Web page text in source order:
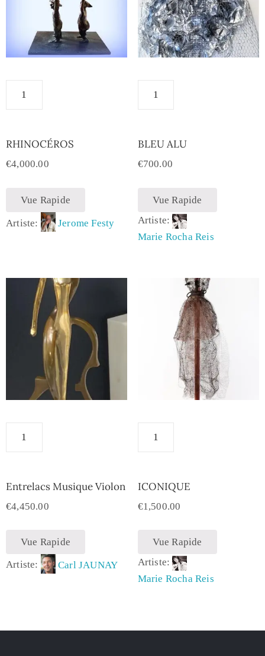
RHINOCÉROS
€4,000.00
Vue Rapide
Artiste: Jerome Festy
BLEU ALU
€700.00
Vue Rapide
Artiste:
Marie Rocha Reis
Entrelacs Musique Violon
€4,450.00
Vue Rapide
Artiste: Carl JAUNAY
ICONIQUE
€1,500.00
Vue Rapide
Artiste:
Marie Rocha Reis